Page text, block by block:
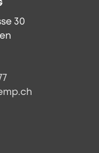
30